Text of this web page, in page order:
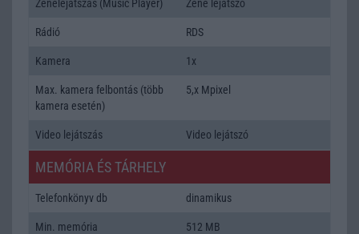
Zenelejátszás (Music Player) Zene lejátszó
Rádió RDS
Kamera 1x
Max. kamera felbontás (több
kamera esetén)
5,x Mpixel
Video lejátszás Video lejátszó
MEMÓRIA ÉS TÁRHELY
Telefonkönyv db dinamikus
Min. memória 512 MB